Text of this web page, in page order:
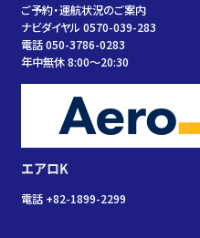
ご予約・運航状況のご案内
ナビダイヤル 0570-039-283
電話 050-3786-0283
年中無休 8:00～20:30
エアロK
電話 +82-1899-2299